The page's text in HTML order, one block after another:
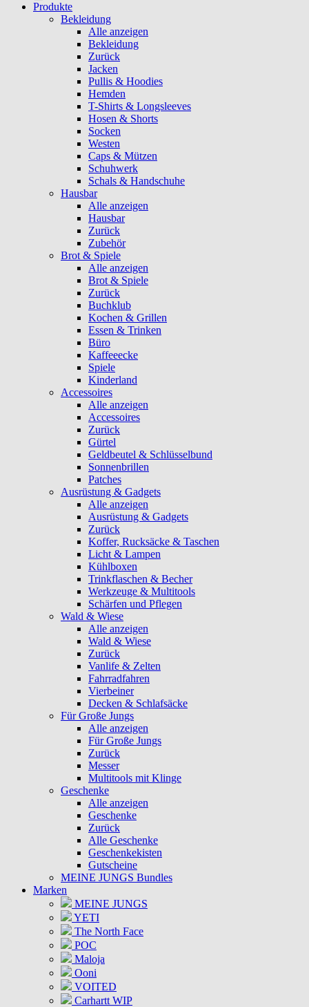
Produkte
Bekleidung
Alle anzeigen
Bekleidung
Zurück
Jacken
Pullis & Hoodies
Hemden
T-Shirts & Longsleeves
Hosen & Shorts
Socken
Westen
Caps & Mützen
Schuhwerk
Schals & Handschuhe
Hausbar
Alle anzeigen
Hausbar
Zurück
Zubehör
Brot & Spiele
Alle anzeigen
Brot & Spiele
Zurück
Buchklub
Kochen & Grillen
Essen & Trinken
Büro
Kaffeeecke
Spiele
Kinderland
Accessoires
Alle anzeigen
Accessoires
Zurück
Gürtel
Geldbeutel & Schlüsselbund
Sonnenbrillen
Patches
Ausrüstung & Gadgets
Alle anzeigen
Ausrüstung & Gadgets
Zurück
Koffer, Rucksäcke & Taschen
Licht & Lampen
Kühlboxen
Trinkflaschen & Becher
Werkzeuge & Multitools
Schärfen und Pflegen
Wald & Wiese
Alle anzeigen
Wald & Wiese
Zurück
Vanlife & Zelten
Fahrradfahren
Vierbeiner
Decken & Schlafsäcke
Für Große Jungs
Alle anzeigen
Für Große Jungs
Zurück
Messer
Multitools mit Klinge
Geschenke
Alle anzeigen
Geschenke
Zurück
Alle Geschenke
Geschenkekisten
Gutscheine
MEINE JUNGS Bundles
Marken
MEINE JUNGS
YETI
The North Face
POC
Maloja
Ooni
VOITED
Carhartt WIP